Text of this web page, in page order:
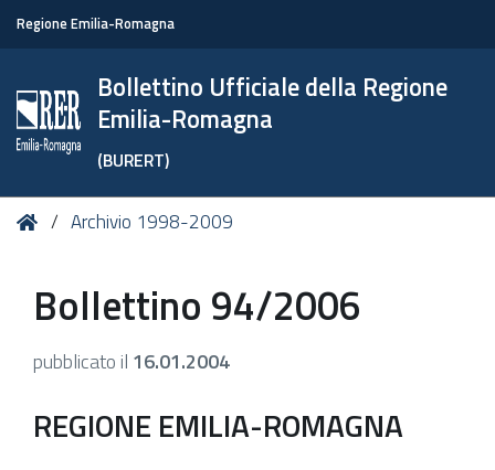
Regione Emilia-Romagna
Bollettino Ufficiale della Regione
Emilia-Romagna
(BURERT)
Tu HomeArchivio 1998-2009
Bollettino 94/2006
pubblicato il 16.01.2004
REGIONE EMILIA-ROMAGNA